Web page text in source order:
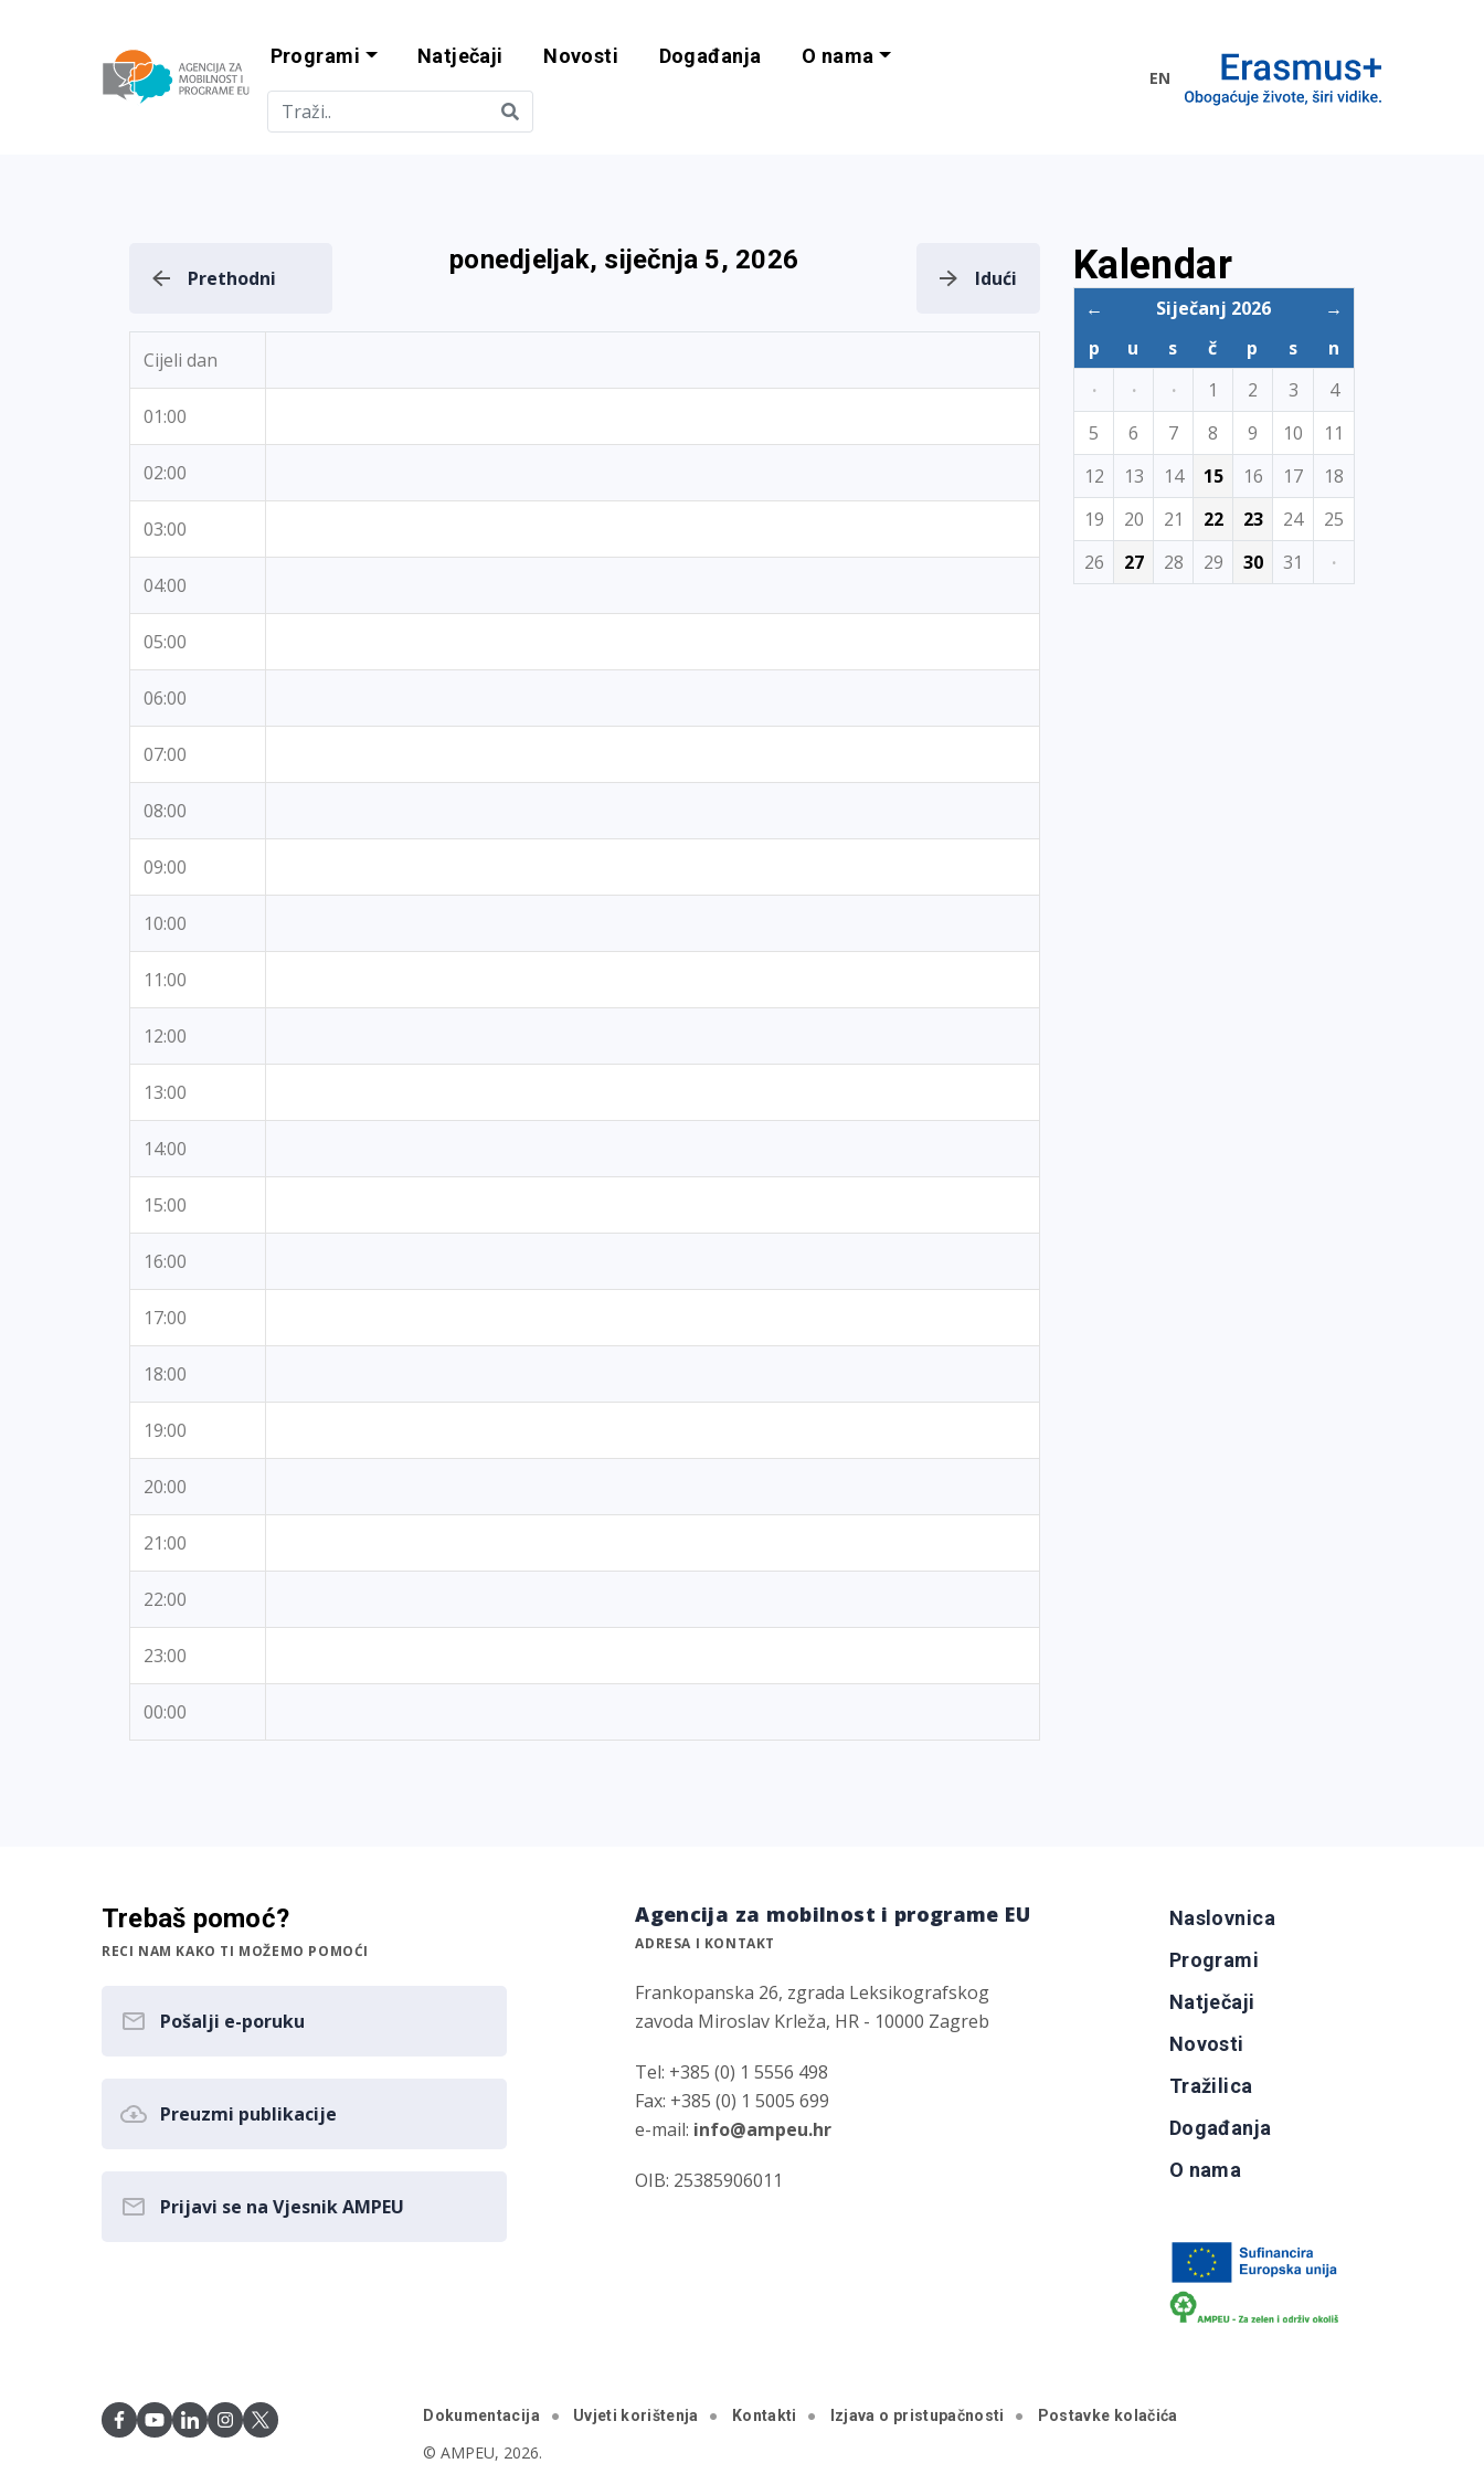
Agencija za mobilnost i programe EU
Programi Natječaji Novosti Događanja O nama
EN
Prethodni
ponedjeljak, siječnja 5, 2026
Idući
Cijeli dan
01:00
02:00
03:00
04:00
05:00
06:00
07:00
08:00
09:00
10:00
11:00
12:00
13:00
14:00
15:00
16:00
17:00
18:00
19:00
20:00
21:00
22:00
23:00
00:00
Kalendar
← Siječanj 2026
→
p
u s č p s
n
·
· · 1 2 3
4
5
6 7 8 9 10
11
12
13 14 15 16 17
18
19
20 21 22 23 24
25
26
27 28 29 30 31 ·
Trebaš pomoć?
RECI NAM KAKO TI MOŽEMO POMOĆI
Pošalji e-poruku
Preuzmi publikacije
Prijavi se na Vjesnik AMPEU
Agencija za mobilnost i programe EU
ADRESA I KONTAKT
Frankopanska 26, zgrada Leksikografskog
zavoda Miroslav Krleža, HR - 10000 Zagreb
Tel: +385 (0) 1 5556 498
Fax: +385 (0) 1 5005 699
e-mail: info@ampeu.hr
OIB: 25385906011
Naslovnica
Programi
Natječaji
Novosti
Tražilica
Događanja
O nama
Dokumentacija Uvjeti korištenja Kontakti Izjava o pristupačnosti Postavke kolačića
© AMPEU, 2026.